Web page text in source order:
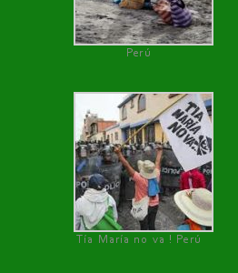
Perú
Tía María no va ! Perú